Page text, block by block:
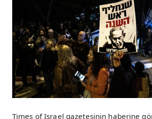
Times of Israel gazetesinin haberine